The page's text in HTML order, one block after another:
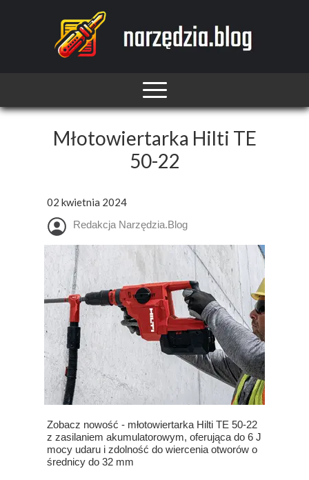
Młotowiertarka Hilti TE
50-22
02 kwietnia 2024
Redakcja Narzędzia.Blog
Zobacz nowość - młotowiertarka Hilti TE 50-22
z zasilaniem akumulatorowym, oferująca do 6 J
mocy udaru i zdolność do wiercenia otworów o
średnicy do 32 mm